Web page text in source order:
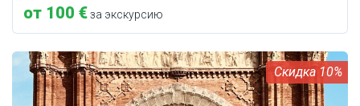
от 100 €за экскурсию
10%